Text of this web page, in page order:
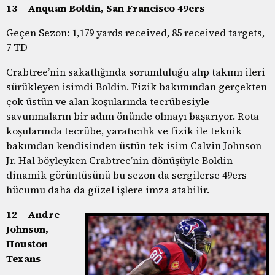
13 – Anquan Boldin, San Francisco 49ers
Geçen Sezon: 1,179 yards received, 85 received targets,
7 TD
Crabtree’nin sakatlığında sorumluluğu alıp takımı ileri
sürükleyen isimdi Boldin. Fizik bakımından gerçekten
çok üstün ve alan koşularında tecrübesiyle
savunmaların bir adım önünde olmayı başarıyor. Rota
koşularında tecrübe, yaratıcılık ve fizik ile teknik
bakımdan kendisinden üstün tek isim Calvin Johnson
Jr. Hal böyleyken Crabtree’nin dönüşüyle Boldin
dinamik görüntüsünü bu sezon da sergilerse 49ers
hücumu daha da güzel işlere imza atabilir.
12 – Andre
Johnson,
Houston
Texans